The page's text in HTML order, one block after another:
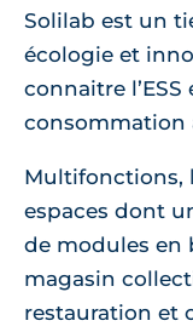
Solilab est un
écologie et
connaitre
consommation
Multifonctions,
espaces dont
de modules en
magasin
restauration et